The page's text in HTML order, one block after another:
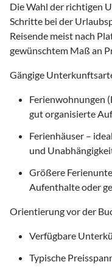
Die Wahl der richtigen
Schritte bei der
Reisende meist nach
gewünschtem Maß an
Gängige
Ferienwohnungen
gut organisierte
Ferienhäuser –
und
Größere
Aufenthalte oder
Orientierung vor der
Verfügbare
Typische